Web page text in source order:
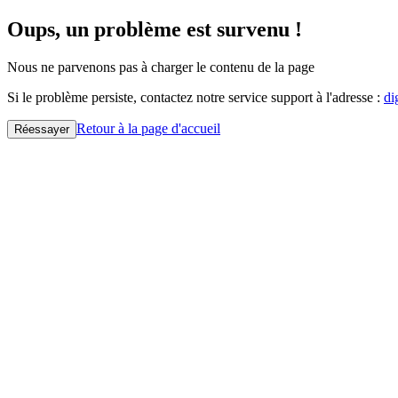
Oups, un problème est survenu !
Nous ne parvenons pas à charger le contenu de la page
Si le problème persiste, contactez notre service support à l'adresse :
Réessayer Retour à la page d'accueil